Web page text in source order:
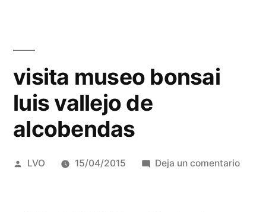
visita museo bonsai
luis vallejo de
alcobendas
Publicado
LVO 15/04/2015 Deja un comentarioen